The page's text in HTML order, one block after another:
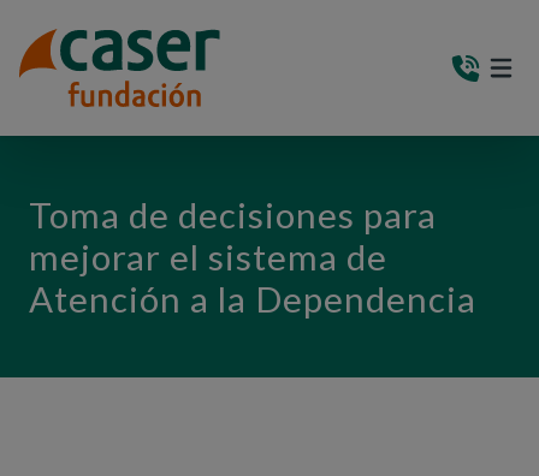
Toma de decisiones para
mejorar el sistema de
Atención a la Dependencia